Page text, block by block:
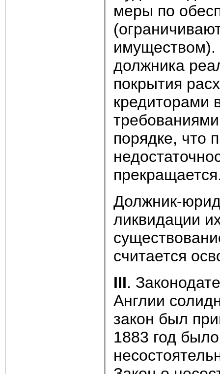
меры по
должника
покрытия
кредиторами
порядке, что
ликвидации
считается
III.
Англии
закон был
1883 год